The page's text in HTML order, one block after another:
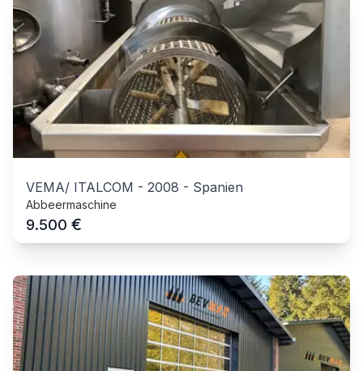
VEMA/ ITALCOM - 2008 - Spanien
Abbeermaschine
9.500 €